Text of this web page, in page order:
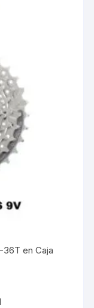
36T en Caja